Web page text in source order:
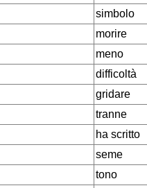
simbolo
morire
meno
difficoltà
gridare
tranne
ha scritto
seme
tono